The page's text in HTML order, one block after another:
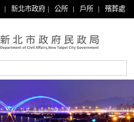
| 新北市政府 | 公所 | 戶所 | 殯葬處